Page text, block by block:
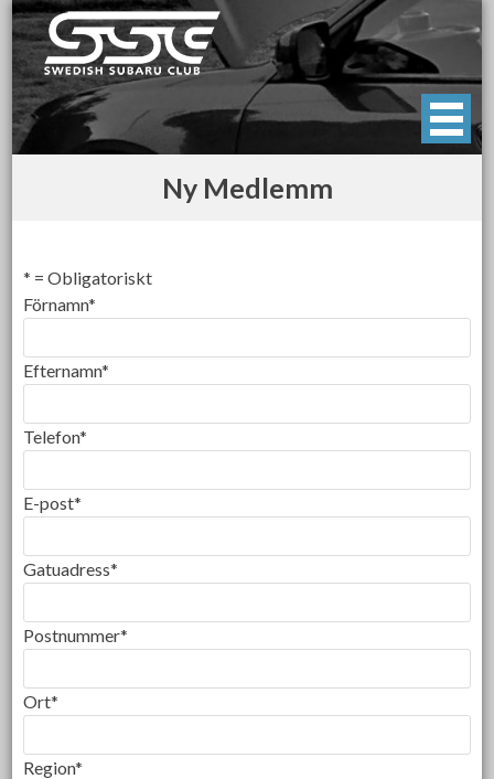
Skip
to
content
Swedish Subaru Club
För oss som älskar Subaru!
Ny Medlemm
* = Obligatoriskt
Förnamn*
Efternamn*
Telefon*
E-post*
Gatuadress*
Postnummer*
Ort*
Region*